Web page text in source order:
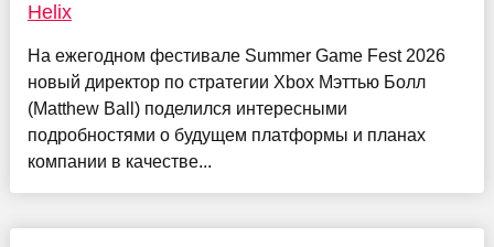
Helix
На ежегодном фестивале Summer Game Fest 2026
новый директор по стратегии Xbox Мэттью Болл
(Matthew Ball) поделился интересными
подробностями о будущем платформы и планах
компании в качестве...